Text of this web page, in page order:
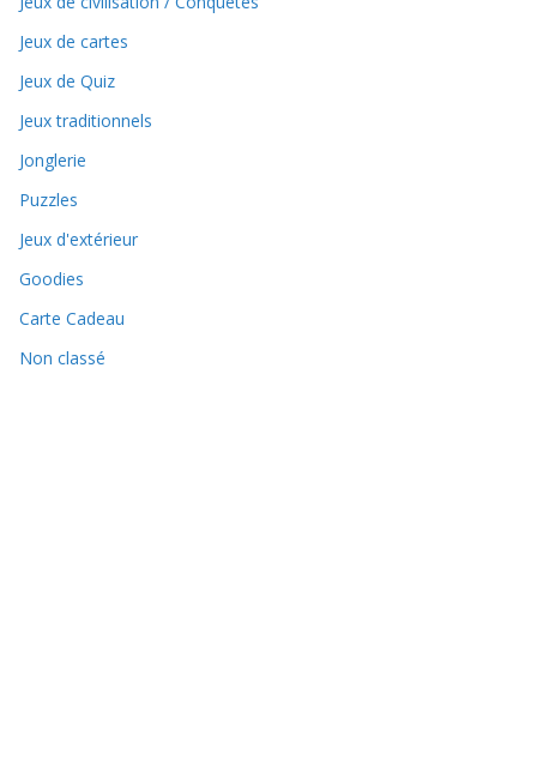
Jeux de cartes
Jeux de Quiz
Jeux traditionnels
Jonglerie
Puzzles
Jeux d'extérieur
Goodies
Carte Cadeau
Non classé